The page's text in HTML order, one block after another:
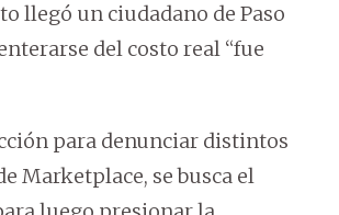
llegó un ciudadano de Paso
del costo real “fue
para denunciar distintos
Marketplace, se busca el